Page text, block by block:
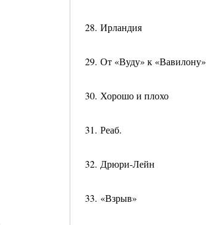
28. Ирландия
29. От «Вуду» к «Вавилону»
30. Хорошо и плохо
31. Реаб.
32. Дрюри-Лейн
33. «Взрыв»